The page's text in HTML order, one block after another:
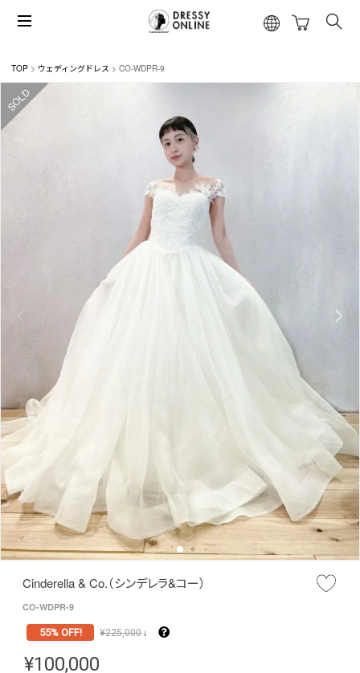
TOP ウェディングドレス CO-WDPR-9
Cinderella & Co.（シンデレラ&コー）
CO-WDPR-9
¥225,000↓
55% OFF!
¥100,000